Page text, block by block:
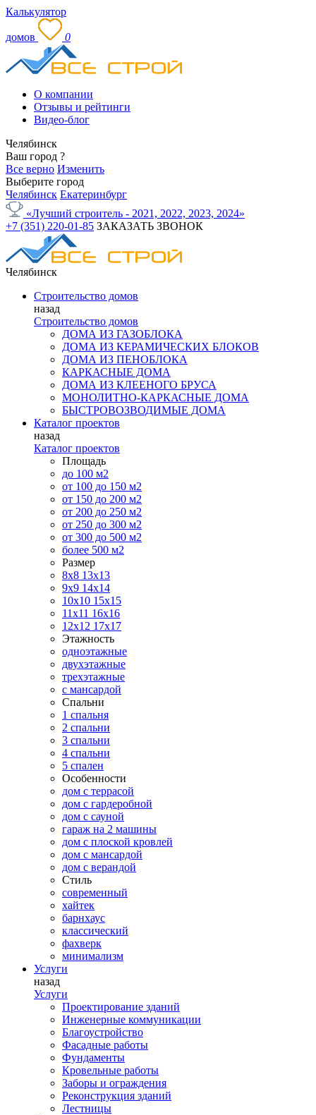
Калькулятор
домов 0
О компании
Отзывы и рейтинги
Видео-блог
Челябинск
Ваш город ?
Все верно Изменить
Выберите город
Челябинск Екатеринбург
«Лучший строитель - 2021, 2022, 2023, 2024»
+7 (351) 220-01-85 ЗАКАЗАТЬ ЗВОНОК
Челябинск
Строительство домов
назад
Строительство домов
ДОМА ИЗ ГАЗОБЛОКА
ДОМА ИЗ КЕРАМИЧЕСКИХ БЛОКОВ
ДОМА ИЗ ПЕНОБЛОКА
КАРКАСНЫЕ ДОМА
ДОМА ИЗ КЛЕЕНОГО БРУСА
МОНОЛИТНО-КАРКАСНЫЕ ДОМА
БЫСТРОВОЗВОДИМЫЕ ДОМА
Каталог проектов
назад
Каталог проектов
Площадь
до 100 м2
от 100 до 150 м2
от 150 до 200 м2
от 200 до 250 м2
от 250 до 300 м2
от 300 до 500 м2
более 500 м2
Размер
8х8 13х13
9х9 14х14
10х10 15х15
11x11 16х16
12х12 17х17
Этажность
одноэтажные
двухэтажные
трехэтажные
с мансардой
Спальни
1 спальня
2 спальни
3 спальни
4 спальни
5 спален
Особенности
дом с террасой
дом с гардеробной
дом с сауной
гараж на 2 машины
дом с плоской кровлей
дом с мансардой
дом с верандой
Стиль
современный
хайтек
барнхаус
классический
фахверк
минимализм
Услуги
назад
Услуги
Проектирование зданий
Инженерные коммуникации
Благоустройство
Фасадные работы
Фундаменты
Кровельные работы
Заборы и ограждения
Реконструкция зданий
Лестницы